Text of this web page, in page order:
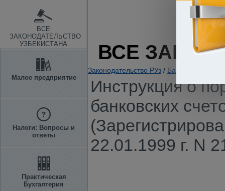
ВСЕ
ЗАКОНОДАТЕЛЬСТВО
УЗБЕКИСТАНА
Малое предприятие
Налоги: Вопросы и
ответы
Практическая
Бухгалтерия
ВСЕ
Законодательство РУз / Банки.
Инструкция о
банковских
22.01.1999 г. N